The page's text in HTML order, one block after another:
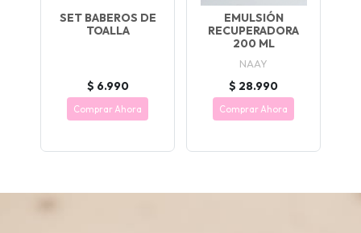
SET BABEROS DE
TOALLA
$ 6.990
Comprar Ahora
EMULSIÓN
RECUPERADORA
200 ML
NAAY
$ 28.990
Comprar Ahora